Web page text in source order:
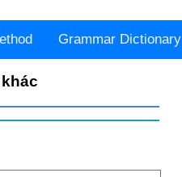
Grammar Dictionary